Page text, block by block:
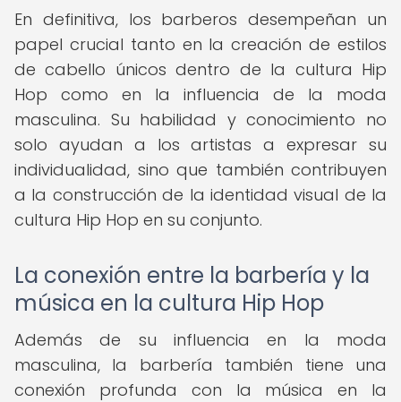
En definitiva, los barberos desempeñan un
papel crucial tanto en la creación de estilos
de cabello únicos dentro de la cultura Hip
Hop como en la influencia de la moda
masculina. Su habilidad y conocimiento no
solo ayudan a los artistas a expresar su
individualidad, sino que también contribuyen
a la construcción de la identidad visual de la
cultura Hip Hop en su conjunto.
La conexión entre la barbería y la
música en la cultura Hip Hop
Además de su influencia en la moda
masculina, la barbería también tiene una
conexión profunda con la música en la